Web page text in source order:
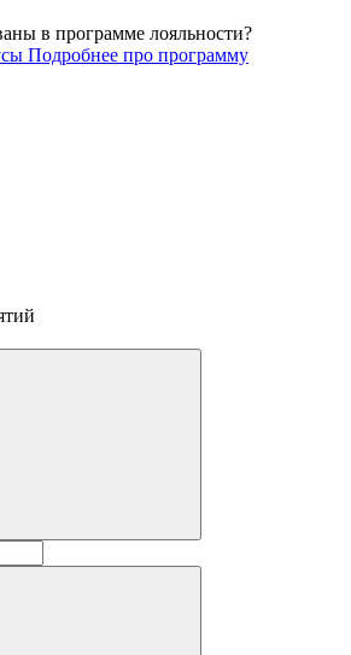
в программе лояльности?
Подробнее про программу